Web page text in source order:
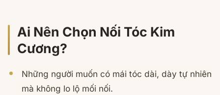
Ai Nên Chọn Nối Tóc Kim
Cương?
Những người muốn có mái tóc dài, dày tự nhiên
mà không lo lộ mối nối.